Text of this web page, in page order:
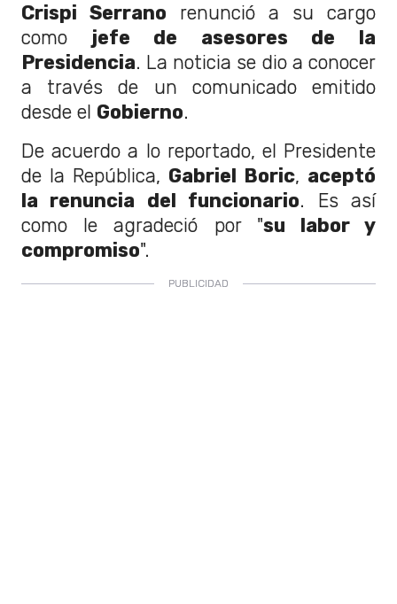
Crispi Serrano renunció a su cargo
como jefe de asesores de la
Presidencia. La noticia se dio a conocer
a través de un comunicado emitido
desde el Gobierno.
De acuerdo a lo reportado, el Presidente
de la República, Gabriel Boric, aceptó
la renuncia del funcionario. Es así
como le agradeció por "su labor y
compromiso".